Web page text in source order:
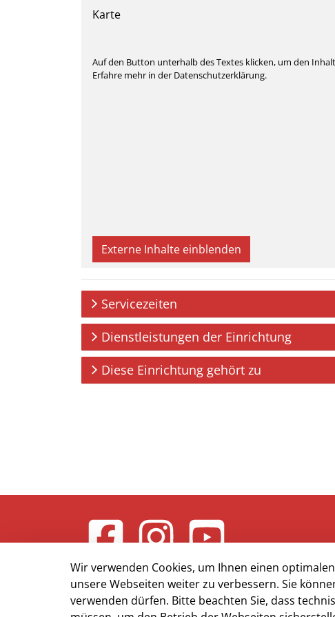
Karte
Auf den Button unterhalb des Textes klicken, um den
Erfahre mehr in der Datenschutzerklärung.
Externe Inhalte einblenden
Servicezeiten
Dienstleistungen der Einrichtung
Diese Einrichtung gehört zu
Wir verwenden Cookies, um Ihnen einen
unsere Webseiten weiter zu verbessern. Sie
verwenden dürfen. Bitte beachten Sie, dass